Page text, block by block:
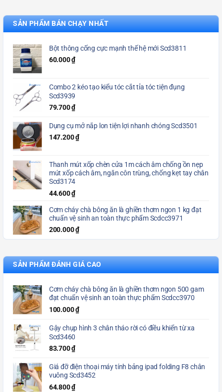
SẢN PHẨM BÁN CHẠY NHẤT
Bột thông cống cực mạnh thế hệ mới Scd3811
60.000₫
Combo 2 kéo tạo kiểu tóc cắt tỉa tóc tiện đụng
Scd3939
79.700₫
Dụng cụ mở nắp lon tiện lợi nhanh chóng Scd3501
147.200₫
Thanh mút xốp chèn cửa 1m cách âm chống ồn nẹp
mút xốp cách âm, ngăn côn trùng, chống kẹt tay chân
Scd3174
44.600₫
Cơm cháy chà bông ăn là ghiền thơm ngon 1 kg đạt
chuẩn vệ sinh an toàn thực phẩm Scdcc3971
200.000₫
SẢN PHẨM ĐÁNH GIÁ CAO
Cơm cháy chà bông ăn là ghiền thơm ngon 500 gam
đạt chuẩn vệ sinh an toàn thực phẩm Scdcc3970
100.000₫
Gậy chụp hình 3 chân tháo rời có điều khiển từ xa
Scd3460
83.700₫
Giá đỡ điện thoại máy tính bảng ipad folding F8 chân
vuông Scd3452
64.800₫